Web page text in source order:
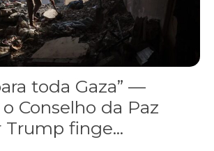
toda Gaza” —
Conselho da Paz
Trump finge...